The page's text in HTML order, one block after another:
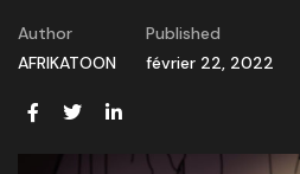
Author
AFRIKATOON
Published
février 22, 2022